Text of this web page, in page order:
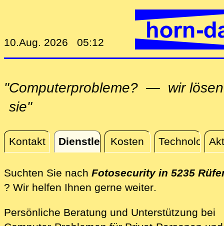
10.Aug. 2026 05:12
"Computerprobleme? — wir lösen
sie"
Kontakt Dienstleistungen
Kosten Technologie
Dienstleistungen
Suchten Sie nach Fotosecurity in 5235
? Wir helfen Ihnen gerne weiterdirekt vor Ort
.
Persönliche Beratung und Unterstützung bei